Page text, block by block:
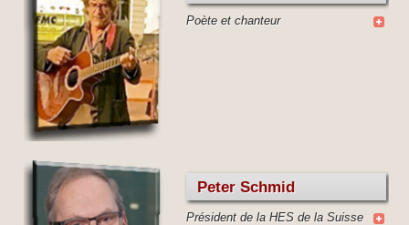
Poète et chanteur
Peter Schmid
Président de la HES de la Suisse